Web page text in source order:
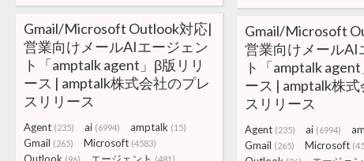
Gmail/Microsoft Outlook対応|
営業向けメールAIエージェン
ト「amptalk agent」β版リリ
ース | amptalk株式会社のプレ
スリリース
Agent (235) ai (6994) amptalk (15)
Gmail (265) Microsoft (4583)
Gmail/Microsoft
営業向けメールAI
ト「amptalk
ース | amptalk株
スリリース
Agent (235) ai (6994)
Gmail (265) Microsoft